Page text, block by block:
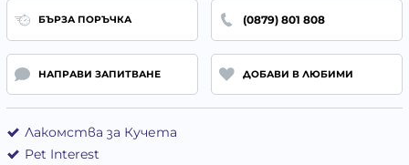
БЪРЗА ПОРЪЧКА (0879) 801 808
НАПРАВИ ЗАПИТВАНЕ ДОБАВИ В ЛЮБИМИ
Лакомства за Кучета
Pet Interest